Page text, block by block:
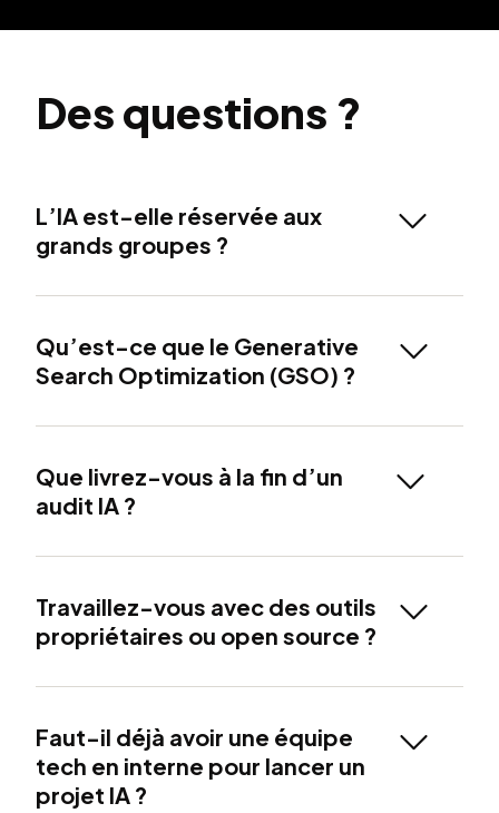
Des questions ?
L’IA est-elle réservée aux
grands groupes ?
Qu’est-ce que le Generative
Search Optimization (GSO) ?
Que livrez-vous à la fin d’un
audit IA ?
Travaillez-vous avec des outils
propriétaires ou open source ?
Faut-il déjà avoir une équipe
tech en interne pour lancer un
projet IA ?